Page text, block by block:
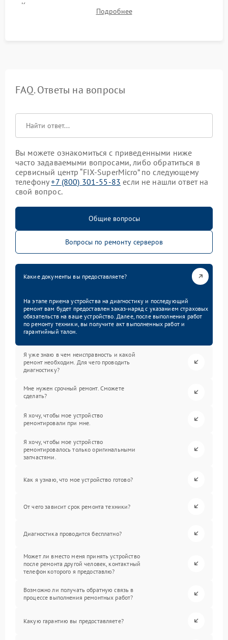
Контроль температурных режимов, проверка отсутствия
троттлинга и подготовка сервера к выдаче.
Подробнее
FAQ. Ответы на вопросы
Вы можете ознакомиться с приведенными ниже
часто задаваемыми вопросами, либо обратиться в
сервисный центр “FIX-SuperMicro” по следующему
телефону+7 (800) 301-55-83 если не нашли ответ на
свой вопрос.
Общие вопросы
Вопросы по ремонту серверов
Какие документы вы предоставляете?
На этапе приема устройства на диагностику и последующий
ремонт вам будет предоставлен заказ-наряд с указанием страховых
обязательств на ваше устройство. Далее, после выполнения работ
по ремонту техники, вы получите акт выполненных работ и
гарантийный талон.
Я уже знаю в чем неисправность и какой
ремонт необходим. Для чего проводить
диагностику?
Мне нужен срочный ремонт. Сможете
сделать?
Я хочу, чтобы мое устройство
ремонтировали при мне.
Я хочу, чтобы мое устройство
ремонтировалось только оригинальными
запчастями.
Как я узнаю, что мое устройство готово?
От чего зависит срок ремонта техники?
Диагностика проводится бесплатно?
Может ли вместо меня принять устройство
после ремонта другой человек, контактный
телефон которого я предоставлю?
Возможно ли получать обратную связь в
процессе выполнения ремонтных работ?
Какую гарантию вы предоставляете?